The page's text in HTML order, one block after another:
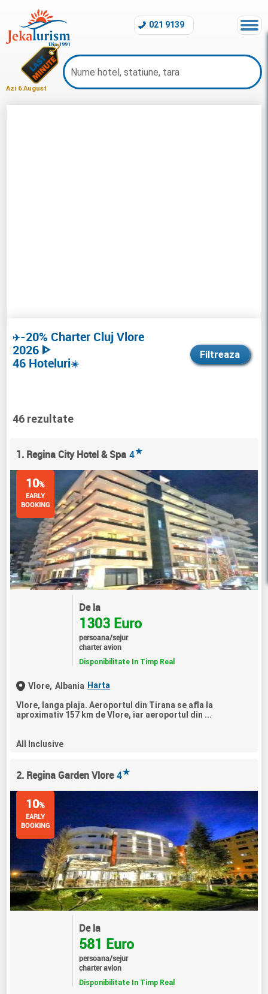
Azi 6 August
021 9139
46 rezultate
1. Regina City Hotel & Spa 4★
10%
EARLY
BOOKING
De la
1303 Euro
persoana/sejur
charter avion
Disponibilitate In Timp Real
Vlore, Albania Harta
Vlore, langa plaja. Aeroportul din Tirana se afla la
aproximativ 157 km de Vlore, iar aeroportul din ...
All Inclusive
2. Regina Garden Vlore 4★
10%
EARLY
BOOKING
De la
581 Euro
persoana/sejur
charter avion
Disponibilitate In Timp Real
✈️-20% Charter Cluj Vlore
2026 ᐈ
46 Hoteluri☀️
Filtreaza